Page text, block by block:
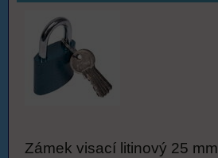
Zámek visací litinový 25 mm